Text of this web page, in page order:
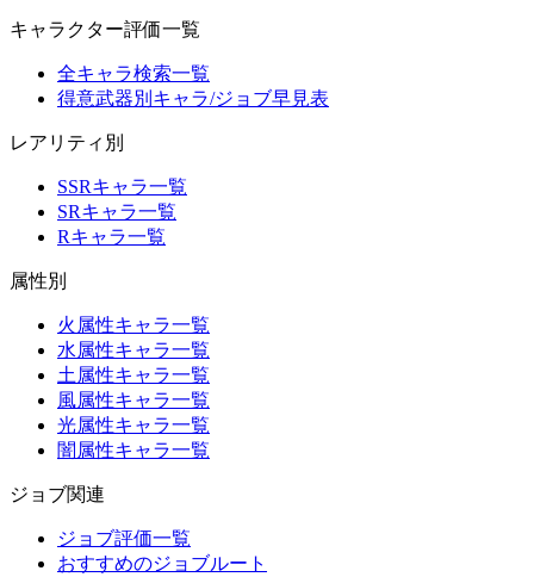
キャラクター評価一覧
全キャラ検索一覧
得意武器別キャラ/ジョブ早見表
レアリティ別
SSRキャラ一覧
SRキャラ一覧
Rキャラ一覧
属性別
火属性キャラ一覧
水属性キャラ一覧
土属性キャラ一覧
風属性キャラ一覧
光属性キャラ一覧
闇属性キャラ一覧
ジョブ関連
ジョブ評価一覧
おすすめのジョブルート